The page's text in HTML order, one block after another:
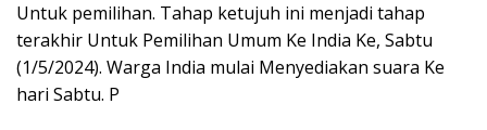
Untuk pemilihan. Tahap ketujuh ini menjadi tahap
terakhir Untuk Pemilihan Umum Ke India Ke, Sabtu
(1/5/2024). Warga India mulai Menyediakan suara Ke
hari Sabtu. P